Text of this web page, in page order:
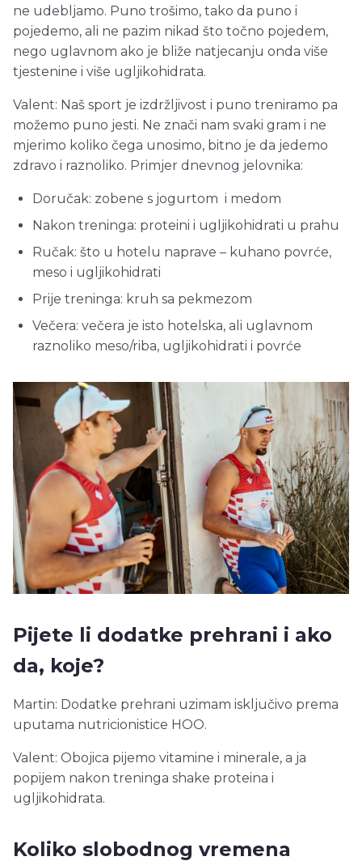
ne udebljamo. Puno trošimo, tako da puno i
pojedemo, ali ne pazim nikad što točno pojedem,
nego uglavnom ako je bliže natjecanju onda više
tjestenine i više ugljikohidrata.
Valent: Naš sport je izdržljivost i puno treniramo pa
možemo puno jesti. Ne znači nam svaki gram i ne
mjerimo koliko čega unosimo, bitno je da jedemo
zdravo i raznoliko. Primjer dnevnog jelovnika:
Doručak: zobene s jogurtom i medom
Nakon treninga: proteini i ugljikohidrati u prahu
Ručak: što u hotelu naprave – kuhano povrće,
meso i ugljikohidrati
Prije treninga: kruh sa pekmezom
Večera: večera je isto hotelska, ali uglavnom
raznoliko meso/riba, ugljikohidrati i povrće
Pijete li dodatke prehrani i ako
da, koje?
Martin: Dodatke prehrani uzimam isključivo prema
uputama nutricionistice HOO.
Valent: Obojica pijemo vitamine i minerale, a ja
popijem nakon treninga shake proteina i
ugljikohidrata.
Koliko slobodnog vremena